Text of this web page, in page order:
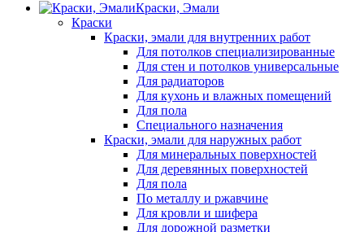
Краски, Эмали
Краски
Краски, эмали для внутренних работ
Для потолков специализированные
Для стен и потолков универсальные
Для радиаторов
Для кухонь и влажных помещений
Для пола
Специального назначения
Краски, эмали для наружных работ
Для минеральных поверхностей
Для деревянных поверхностей
Для пола
По металлу и ржавчине
Для кровли и шифера
Для дорожной разметки